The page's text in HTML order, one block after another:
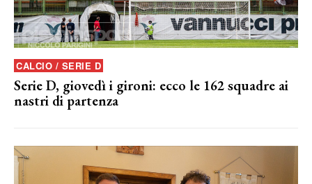
CALCIO / SERIE D
Serie D, giovedì i gironi: ecco le 162 squadre ai
nastri di partenza